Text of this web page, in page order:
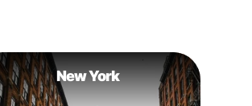
New York